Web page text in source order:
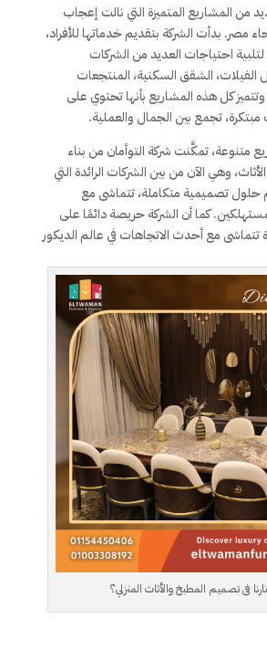
من المشاريع المتميزة التي نالت إعجاب
مصر. بدأت الشركة بتقديم خدماتها للأفراد،
احتياجات العديد من الشركات
الفيلات، الشقق السكنية، المنتجعات
كل هذه المشاريع بأنها تحتوي على
تجمع بين الجمال والعملية.
متنوعة، تمكَّنت شركة التوأمان من بناء
وهي الآن من بين الشركات الرائدة التي
حلول تصميمية متكاملة، تتماشى مع
كما أن الشركة حريصة دائمًا على
تتماشى مع أحدث الاتجاهات في عالم الديكور
فى تصميم المطبخ والأثاث المنزلي؟